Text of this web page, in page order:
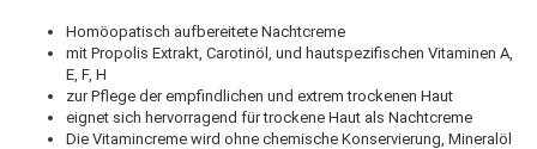
Homöopatisch aufbereitete Nachtcreme
mit Propolis Extrakt, Carotinöl, und hautspezifischen Vitaminen A,
E, F, H
zur Pflege der empfindlichen und extrem trockenen Haut
eignet sich hervorragend für trockene Haut als Nachtcreme
Die Vitamincreme wird ohne chemische Konservierung, Mineralöl